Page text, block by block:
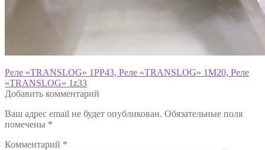
Навигация
по
Предыдущая
запись:
Реле «TRANSLOG» 1РР43, Реле «TRANSLOG» 1M20, Реле
«TRANSLOG» 1z33
Добавить комментарий
Ваш адрес email не будет опубликован. Обязательные поля
помечены *
Комментарий *